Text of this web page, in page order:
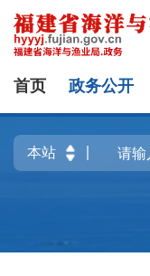
首页 政务公开